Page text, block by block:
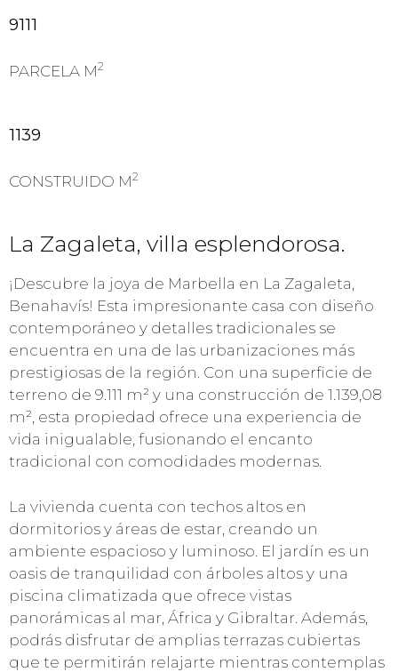
9111
PARCELA M2
1139
CONSTRUIDO M2
La Zagaleta, villa esplendorosa.
¡Descubre la joya de Marbella en La Zagaleta,
Benahavís! Esta impresionante casa con diseño
contemporáneo y detalles tradicionales se
encuentra en una de las urbanizaciones más
prestigiosas de la región. Con una superficie de
terreno de 9.111 m² y una construcción de 1.139,08
m², esta propiedad ofrece una experiencia de
vida inigualable, fusionando el encanto
tradicional con comodidades modernas.
La vivienda cuenta con techos altos en
dormitorios y áreas de estar, creando un
ambiente espacioso y luminoso. El jardín es un
oasis de tranquilidad con árboles altos y una
piscina climatizada que ofrece vistas
panorámicas al mar, África y Gibraltar. Además,
podrás disfrutar de amplias terrazas cubiertas
que te permitirán relajarte mientras contemplas